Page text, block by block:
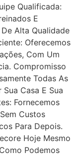
Qualificada:
E
Alta Qualidade
Oferecemos
Com Um
Compromisso
Todas As
Casa E Sua
Fornecemos
Custos
Para Depois.
Hoje Mesmo
Podemos